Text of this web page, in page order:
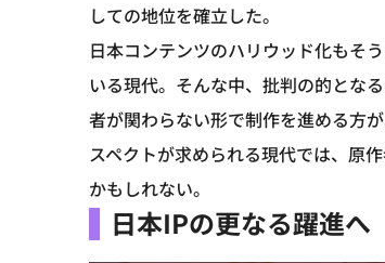
しての地位を確立した。
日本コンテンツのハリウッド化もそ
いる現代。そんな中、批判の的とな
者が関わらない形で制作を進める方
スペクトが求められる現代では、原
かもしれない。
日本IPの更なる躍進へ